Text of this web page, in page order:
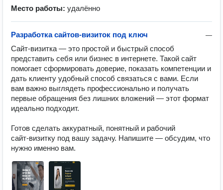
Место работы: удалённо
—
Разработка сайтов-визиток под ключ
Сайт‑визитка — это простой и быстрый способ
представить себя или бизнес в интернете. Такой сайт
помогает сформировать доверие, показать компетенции и
дать клиенту удобный способ связаться с вами. Если
вам важно выглядеть профессионально и получать
первые обращения без лишних вложений — этот формат
идеально подходит.
Готов сделать аккуратный, понятный и рабочий
сайт‑визитку под вашу задачу. Напишите — обсудим, что
нужно именно вам.